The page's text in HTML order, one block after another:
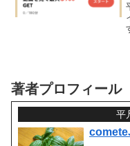
著者プロフィール
平